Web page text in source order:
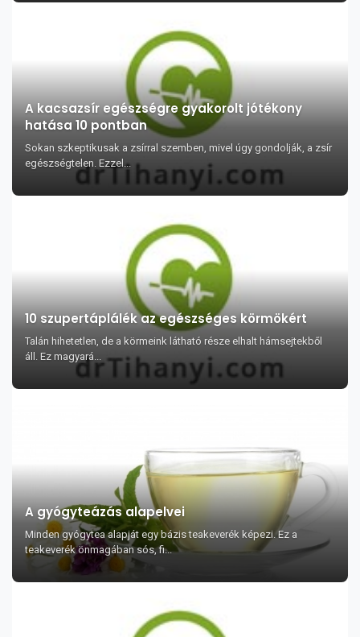
A kacsazsír egészségre gyakorolt jótékony
hatása 10 pontban
Sokan szkeptikusak a zsírral szemben, mivel úgy gondolják, a zsír
egészségtelen. Ezzel...
10 szupertáplálék az egészséges körmökért
Talán hihetetlen, de a körmeink látható része elhalt hámsejtekből
áll. Ez magyará...
A gyógyteázás alapelvei
Minden gyógytea alapját egy bázis teakeverék képezi. Ez a
teakeverék önmagában sós, fi...